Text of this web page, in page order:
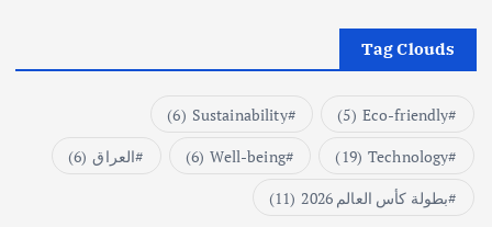
Tag Clouds
Eco-friendly
(5)
Sustainability
(6)
Technology
(19)
Well-being
(6) العراق (6)
بطولة كأس العالم 2026
(11)